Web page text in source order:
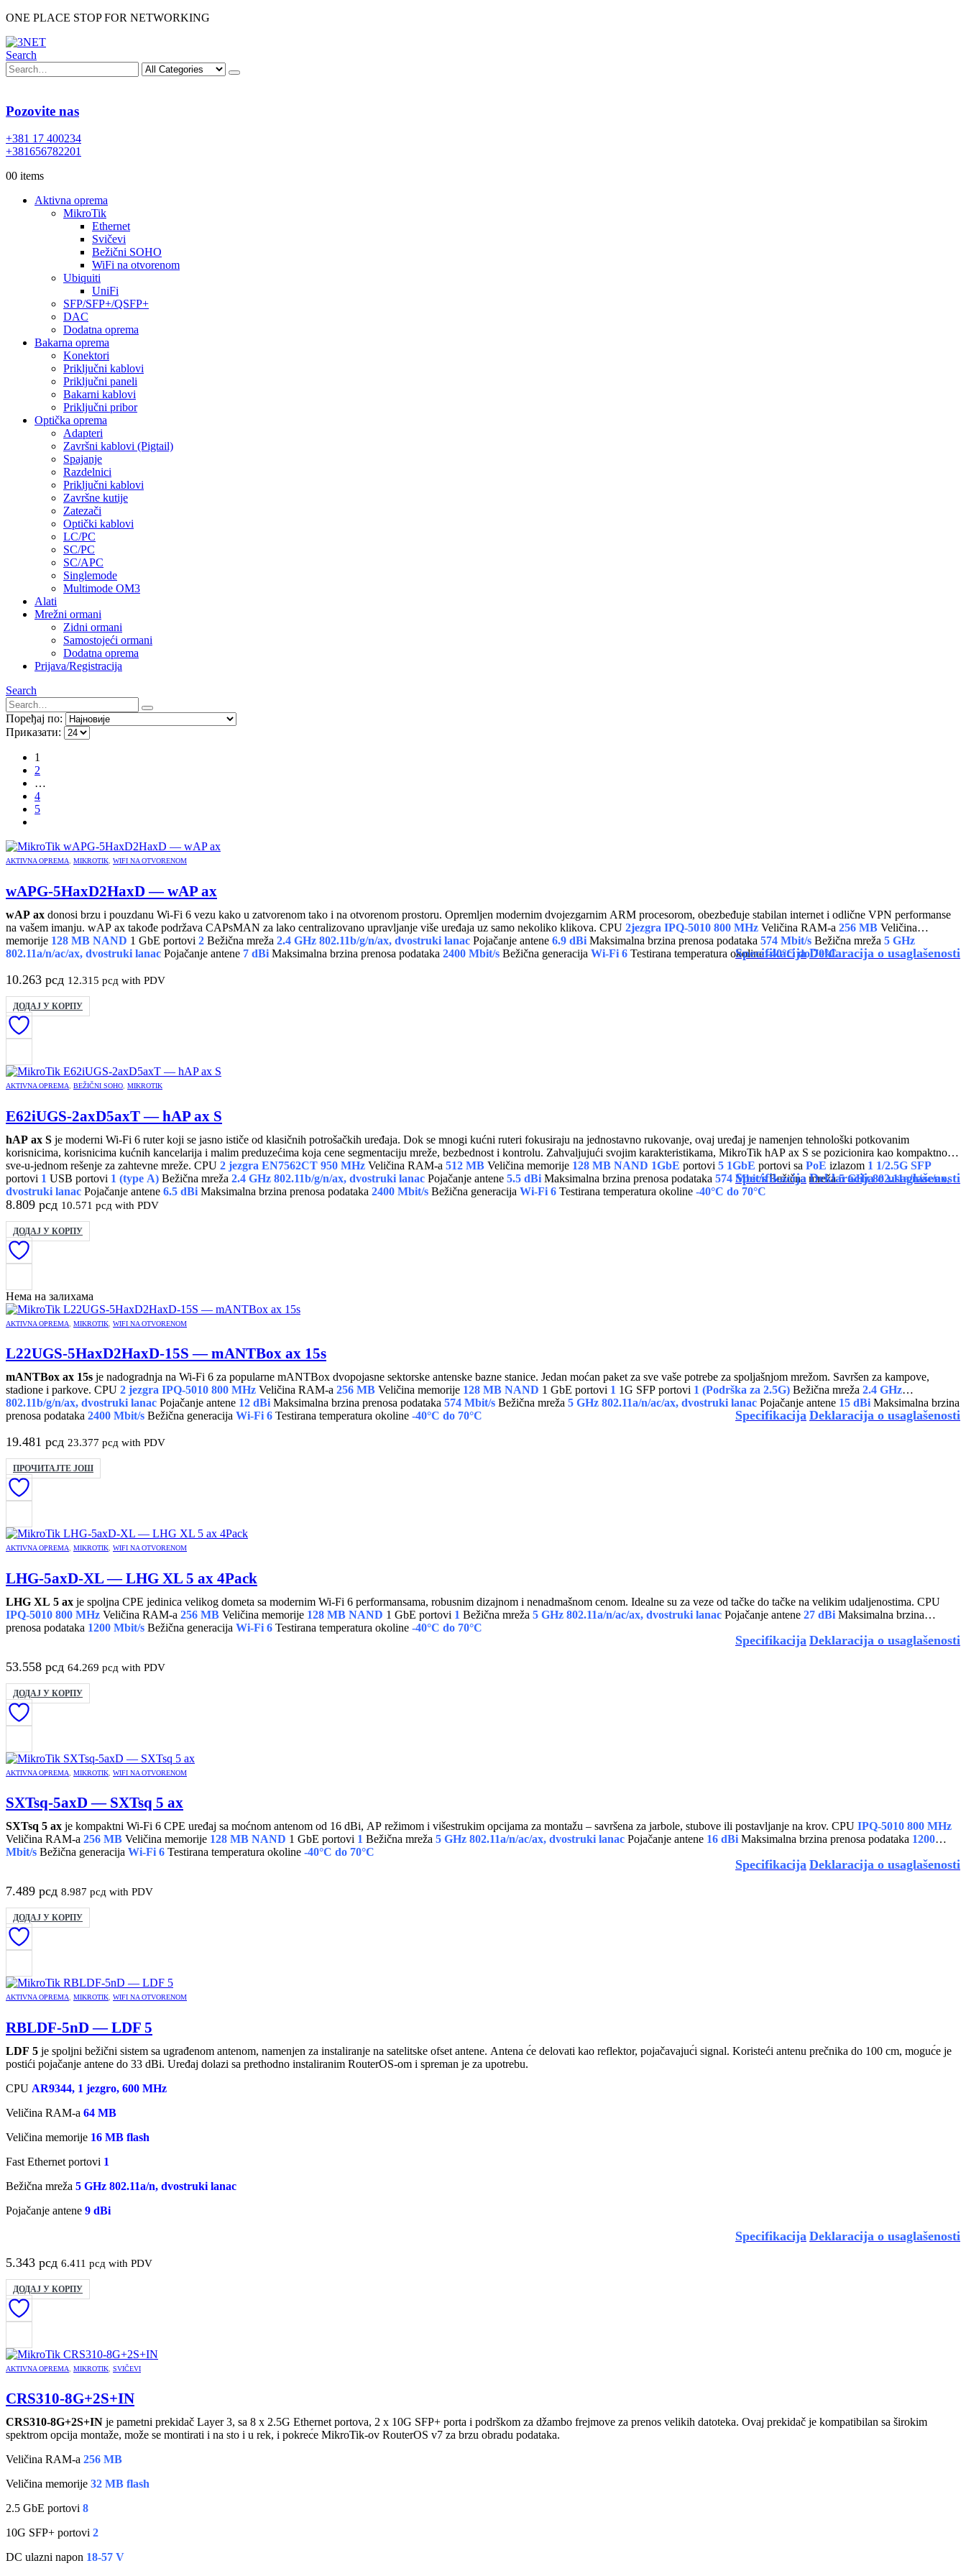
ONE PLACE STOP FOR NETWORKING
Search
Pozovite nas
+381 17 400234
+381656782201
00 items
Aktivna oprema
MikroTik
Ethernet
Svičevi
Bežični SOHO
WiFi na otvorenom
Ubiquiti
UniFi
SFP/SFP+/QSFP+
DAC
Dodatna oprema
Bakarna oprema
Konektori
Priključni kablovi
Priključni paneli
Bakarni kablovi
Priključni pribor
Optička oprema
Adapteri
Završni kablovi (Pigtail)
Spajanje
Razdelnici
Priključni kablovi
Završne kutije
Zatezači
Optički kablovi
LC/PC
SC/PC
SC/APC
Singlemode
Multimode OM3
Alati
Mrežni ormani
Zidni ormani
Samostojeći ormani
Dodatna oprema
Prijava/Registracija
Search
Поређај по:
Приказати:
1
2
…
4
5
AKTIVNA OPREMA, MIKROTIK, WIFI NA OTVORENOM
wAPG-5HaxD2HaxD — wAP ax
wAP ax donosi brzu i pouzdanu Wi-Fi 6 vezu kako u zatvorenom tako i na otvorenom prostoru. Opremljen modernim dvojezgarnim ARM procesorom, obezbeđuje stabilan internet i odlične VPN performanse
na vašem imanju. wAP ax takođe podržava CAPsMAN za lako centralizovano upravljanje više uređaja uz samo nekoliko klikova. CPU 2jezgra IPQ-5010 800 MHz Veličina RAM-a 256 MB Veličina
memorije 128 MB NAND 1 GbE portovi 2 Bežična mreža 2.4 GHz 802.11b/g/n/ax, dvostruki lanac Pojačanje antene 6.9 dBi Maksimalna brzina prenosa podataka 574 Mbit/s Bežična mreža 5 GHz
802.11a/n/ac/ax, dvostruki lanac Pojačanje antene 7 dBi Maksimalna brzina prenosa podataka 2400 Mbit/s Bežična generacija Wi-Fi 6 Testirana temperatura okoline-40°C do 70°C
Specifikacija Deklaracija o usaglašenosti
10.263 рсд 12.315 рсд with PDV
ДОДАЈ У КОРПУ
AKTIVNA OPREMA BEŽIČNI SOHO MIKROTIK
E62iUGS-2axD5axT — hAP ax S
hAP ax S je moderni Wi-Fi 6 ruter koji se jasno ističe od klasičnih potrošačkih uređaja. Dok se mnogi kućni ruteri fokusiraju na jednostavno rukovanje, ovaj uređaj je namenjen tehnološki potkovanim
korisnicima, korisnicima kućnih kancelarija i malim preduzećima koja cene segmentaciju mreže, bezbednost i kontrolu. Zahvaljujući svojim karakteristikama, MikroTik hAP ax S se pozicionira kao kompaktno
sve-u-jednom rešenje za zahtevne mreže. CPU 2 jezgra EN7562CT 950 MHz Veličina RAM-a 512 MB Veličina memorije 128 MB NAND 1GbE portovi 5 1GbE portovi sa PoE izlazom 1 1/2.5G SFP
portovi 1 USB portovi 1 (type A) Bežična mreža 2.4 GHz 802.11b/g/n/ax, dvostruki lanac Pojačanje antene 5.5 dBi Maksimalna brzina prenosa podataka 574 Mbit/sBežična mreža5 GHz 802.11a/n/ac/ax,
dvostruki lanac Pojačanje antene 6.5 dBi Maksimalna brzina prenosa podataka 2400 Mbit/s Bežična generacija Wi-Fi 6 Testirana temperatura okoline -40°C do 70°C
Specifikacija Deklaracija o usaglašenosti
8.809 рсд 10.571 рсд with PDV
ДОДАЈ У КОРПУ
Нема на залихама
AKTIVNA OPREMA MIKROTIK WIFI NA OTVORENOM
L22UGS-5HaxD2HaxD-15S — mANTBox ax 15s
mANTBox ax 15s je nadogradnja na Wi-Fi 6 za popularne mANTBox dvopojasne sektorske antenske bazne stanice. Jedan moćan paket za sve vaše potrebe za spoljašnjom mrežom. Savršen za kampove,
stadione i parkove. CPU 2 jezgra IPQ-5010 800 MHz Veličina RAM-a 256 MB Veličina memorije 128 MB NAND 1 GbE portovi 1 1G SFP portovi 1 (Podrška za 2.5G) Bežična mreža 2.4 GHz
802.11b/g/n/ax, dvostruki lanac Pojačanje antene 12 dBi Maksimalna brzina prenosa podataka 574 Mbit/s Bežična mreža 5 GHz 802.11a/n/ac/ax, dvostruki lanac Pojačanje antene 15 dBi Maksimalna brzina
prenosa podataka 2400 Mbit/s Bežična generacija Wi-Fi 6 Testirana temperatura okoline -40°C do 70°C Specifikacija Deklaracija o usaglašenosti
19.481 рсд 23.377 рсд with PDV
ПРОЧИТАЈТЕ ЈОШ
AKTIVNA OPREMA MIKROTIK WIFI NA OTVORENOM
LHG-5axD-XL — LHG XL 5 ax 4Pack
LHG XL 5 ax
je spoljna CPE jedinica velikog dometa sa modernim Wi-Fi 6 performansama, robusnim dizajnom i nenadmašnom cenom. Idealne su za veze od tačke do tačke na velikim udaljenostima. CPU
IPQ-5010 800 MHz Veličina RAM-a 256 MB Veličina memorije 128 MB NAND 1 GbE portovi 1 Bežična mreža 5 GHz 802.11a/n/ac/ax, dvostruki lanac Pojačanje antene 27 dBi Maksimalna brzina
prenosa podataka 1200 Mbit/s Bežična generacija Wi-Fi 6 Testirana temperatura okoline -40°C do 70°C
Specifikacija Deklaracija o usaglašenosti
53.558 рсд 64.269 рсд with PDV
ДОДАЈ У КОРПУ
AKTIVNA OPREMA MIKROTIK WIFI NA OTVORENOM
SXTsq-5axD — SXTsq 5 ax
SXTsq 5 ax je kompaktni Wi-Fi 6 CPE uređaj sa moćnom antenom od 16 dBi, AP režimom i višestrukim opcijama za montažu – savršena za jarbole, stubove ili postavljanje na krov. CPU IPQ-5010 800 MHz
Veličina RAM-a 256 MB Veličina memorije 128 MB NAND 1 GbE portovi 1 Bežična mreža 5 GHz 802.11a/n/ac/ax, dvostruki lanac Pojačanje antene 16 dBi Maksimalna brzina prenosa podataka 1200
Mbit/s Bežična generacija Wi-Fi 6 Testirana temperatura okoline -40°C do 70°C
Specifikacija Deklaracija o usaglašenosti
7.489 рсд 8.987 рсд with PDV
ДОДАЈ У КОРПУ
AKTIVNA OPREMA, MIKROTIK, WIFI NA OTVORENOM
RBLDF-5nD — LDF 5
LDF 5 je spoljni bežični sistem sa ugrađenom antenom, namenjen za instaliranje na satelitske ofset antene. Antena će delovati kao reflektor, pojačavajući signal. Koristeći antenu prečnika do 100 cm, moguće je
postići pojačanje antene do 33 dBi. Uređaj dolazi sa prethodno instaliranim RouterOS-om i spreman je za upotrebu.
CPU AR9344, 1 jezgro, 600 MHz
Veličina RAM-a 64 MB
Veličina memorije 16 MB flash
Fast Ethernet portovi 1
Bežična mreža 5 GHz 802.11a/n, dvostruki lanac
Pojačanje antene 9 dBi
Specifikacija Deklaracija o usaglašenosti
5.343 рсд 6.411 рсд with PDV
ДОДАЈ У КОРПУ
AKTIVNA OPREMA MIKROTIK SVIČEVI
CRS310-8G+2S+IN
CRS310-8G+2S+IN je pametni prekidač Layer 3, sa 8 x 2.5G Ethernet portova, 2 x 10G SFP+ porta i podrškom za džambo frejmove za prenos velikih datoteka. Ovaj prekidač je kompatibilan sa širokim
spektrom opcija montaže, može se montirati i na sto i u rek, i pokreće MikroTik-ov RouterOS v7 za brzu obradu podataka.
Veličina RAM-a 256 MB
Veličina memorije 32 MB flash
2.5 GbE portovi 8
10G SFP+ portovi 2
DC ulazni napon 18-57 V